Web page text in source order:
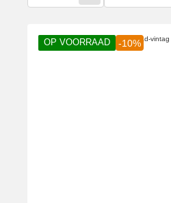
OP VOORRAAD -10%